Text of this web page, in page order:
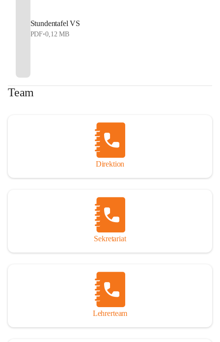
Stundentafel VS
PDF•0,12 MB
Team
Direktion
Sekretariat
Lehrerteam